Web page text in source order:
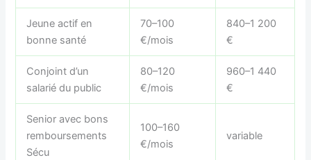
Jeune actif en
bonne santé
70–100
€/mois
840–1 200
€
Conjoint d’un
salarié du public
80–120
€/mois
960–1 440
€
Senior avec bons
remboursements
Sécu
100–160
€/mois
variable